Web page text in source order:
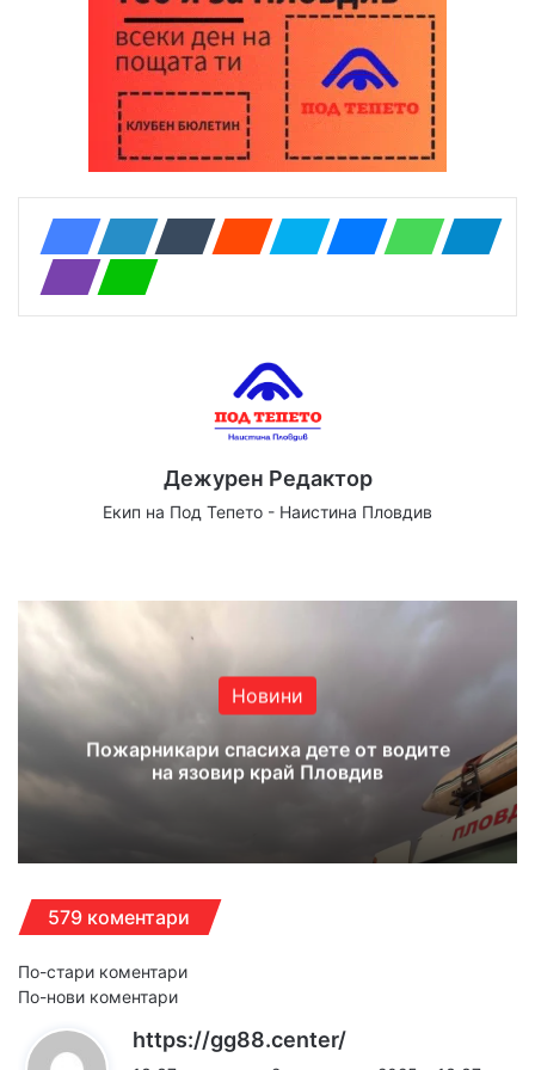
Дежурен Редактор
Екип на Под Тепето - Наистина Пловдив
Новини
Пожарникари спасиха дете от водите
на язовир край Пловдив
579 коментари
Навигация
за
По-стари коментари
По-нови коментари
https://gg88.center/